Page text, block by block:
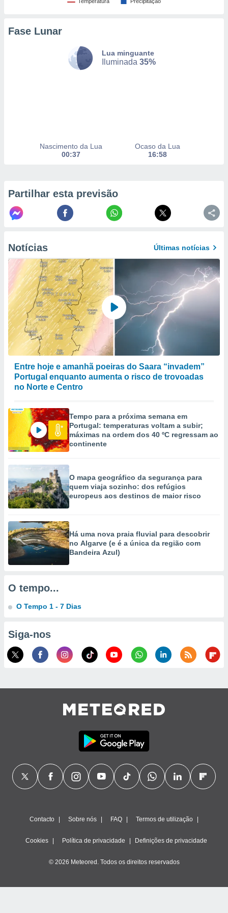
nós e
se
tal,
em “
o
ou aceder
para
utilizar
criar
medir
da
medir o
dos
de
de dados
dados
estudos
de
Fase Lunar
Lua minguante
Iluminada 35%
Nascimento da Lua
00:37
Ocaso da Lua
16:58
Partilhar esta previsão
Notícias Últimas notícias
Entre hoje e amanhã poeiras do Saara “invadem”
Portugal enquanto aumenta o risco de trovoadas
no Norte e Centro
Tempo para a próxima semana em
Portugal: temperaturas voltam a subir;
máximas na ordem dos 40 ºC regressam ao
continente
O mapa geográfico da segurança para
quem viaja sozinho: dos refúgios
europeus aos destinos de maior risco
Há uma nova praia fluvial para descobrir
no Algarve (e é a única da região com
Bandeira Azul)
O tempo...
O Tempo 1 - 7 Dias
Siga-nos
Contacto Sobre nós FAQ Termos de utilização
Cookies Política de privacidade Definições de privacidade
© 2026 Meteored. Todos os direitos reservados